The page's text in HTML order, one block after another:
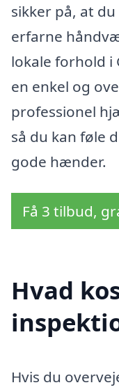
sikker på, at
erfarne
lokale forhold i
en enkel og
professionel
så du kan føle
gode hænder.
Få 3 tilbud,
Hvad
Hvis du